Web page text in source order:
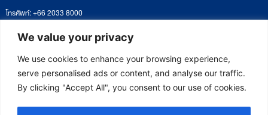
We value your privacy
We use cookies to enhance your browsing experience,
serve personalised ads or content, and analyse our traffic.
By clicking "Accept All", you consent to our use of cookies.
โทรศัพท์: +66 2033 8000
เวลาทำการ: จันทร์ – ศุกร์
09:00 – 17:00 น.
ติดตามหนังสือหรือยื่นเอกสาร
saraban@eeco.or.th
Copyright © 2025 Eastern Economic Corridor Office (EECO)